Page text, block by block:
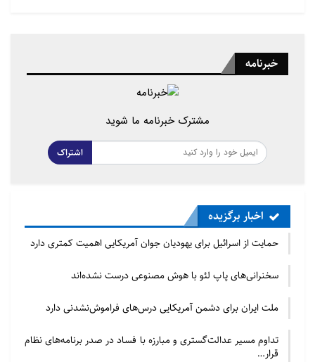
خبرنامه
مشترک خبرنامه ما شوید
اشتراک
اخبار برگزیده
حمایت از اسرائیل برای یهودیان جوان آمریکایی اهمیت کمتری دارد
سخنرانی‌های پاپ لئو با هوش مصنوعی درست نشده‌اند
ملت ایران برای دشمن آمریکایی درس‌های فراموش‌نشدنی دارد
تداوم مسیر عدالت‌گستری و مبارزه با فساد در صدر برنامه‌های نظام
قرار…